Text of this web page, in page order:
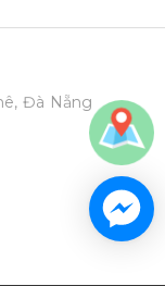
Đà Nẵng